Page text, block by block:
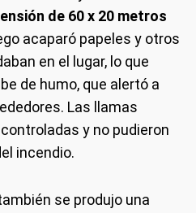
de 60 x 20 metros
acaparó papeles y otros
en el lugar, lo que
de humo, que alertó a
Las llamas
y no pudieron
incendio.
se produjo una